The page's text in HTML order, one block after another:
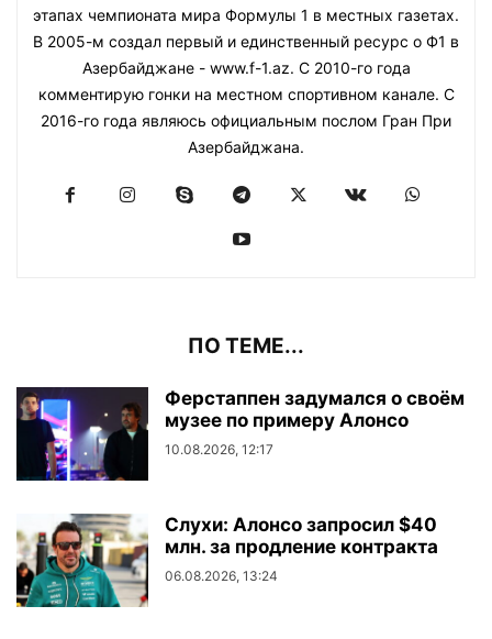
этапах чемпионата мира Формулы 1 в местных газетах.
В 2005-м создал первый и единственный ресурс о Ф1 в
Азербайджане - www.f-1.az. С 2010-го года
комментирую гонки на местном спортивном канале. С
2016-го года являюсь официальным послом Гран При
Азербайджана.
ПО ТЕМЕ...
Ферстаппен задумался о своём
музее по примеру Алонсо
10.08.2026, 12:17
Слухи: Алонсо запросил $40
млн. за продление контракта
06.08.2026, 13:24